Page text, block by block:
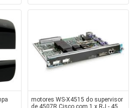
motores WS-X4515 do supervisor
de 4507R Cisco com 1 x RJ - 45